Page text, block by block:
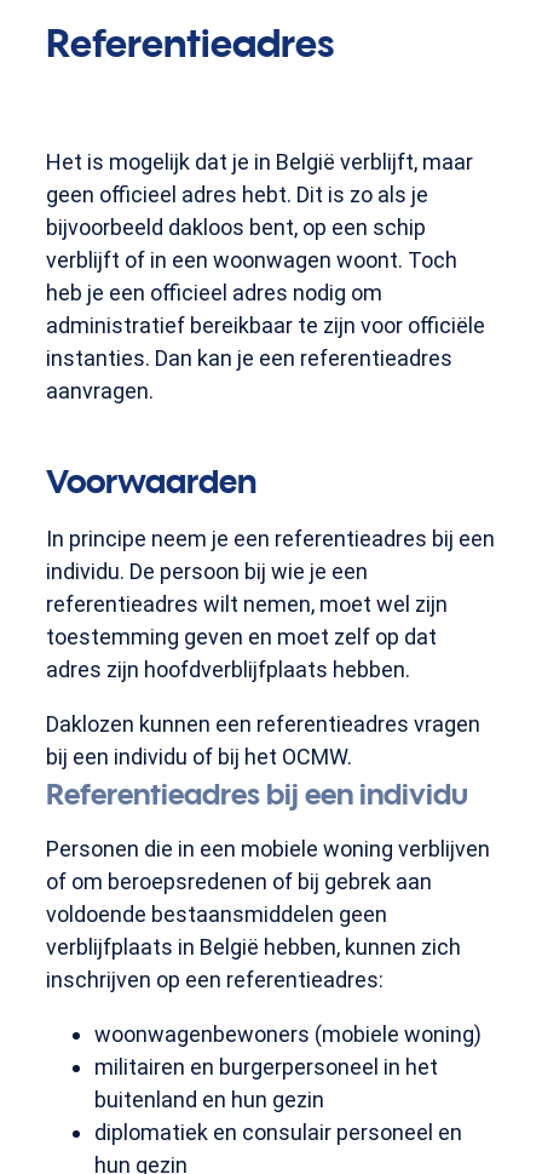
Referentieadres
Het is mogelijk dat je in België verblijft, maar
geen officieel adres hebt. Dit is zo als je
bijvoorbeeld dakloos bent, op een schip
verblijft of in een woonwagen woont. Toch
heb je een officieel adres nodig om
administratief bereikbaar te zijn voor officiële
instanties. Dan kan je een referentieadres
aanvragen.
Voorwaarden
In principe neem je een referentieadres bij een
individu. De persoon bij wie je een
referentieadres wilt nemen, moet wel zijn
toestemming geven en moet zelf op dat
adres zijn hoofdverblijfplaats hebben.
Daklozen kunnen een referentieadres vragen
bij een individu of bij het OCMW.
Referentieadres bij een individu
Personen die in een mobiele woning verblijven
of om beroepsredenen of bij gebrek aan
voldoende bestaansmiddelen geen
verblijfplaats in België hebben, kunnen zich
inschrijven op een referentieadres:
woonwagenbewoners (mobiele woning)
militairen en burgerpersoneel in het
buitenland en hun gezin
diplomatiek en consulair personeel en
hun gezin